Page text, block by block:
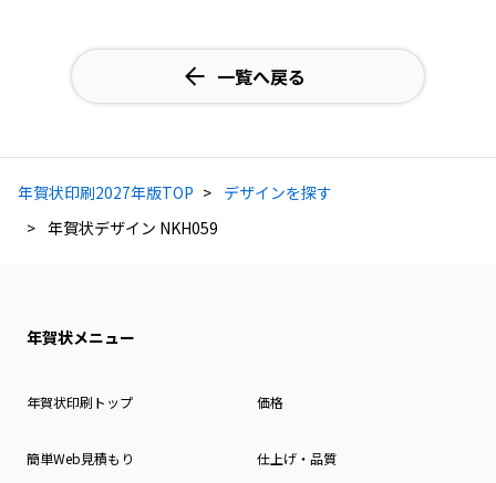
一覧へ戻る
年賀状印刷2027年版TOP
デザインを探す
年賀状デザイン NKH059
年賀状メニュー
年賀状印刷トップ 価格
簡単Web見積もり 仕上げ・品質